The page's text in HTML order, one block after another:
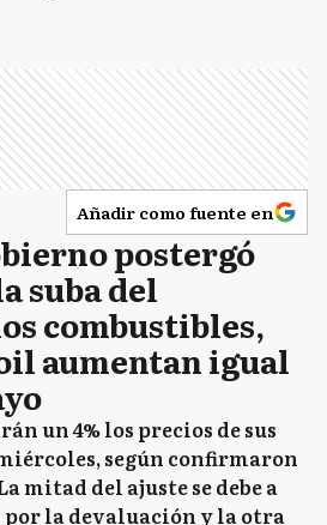
Añadir como fuente en
postergó
suba del
combustibles,
aumentan igual
un 4% los precios de sus
según confirmaron
mitad del ajuste se debe a
la devaluación y la otra